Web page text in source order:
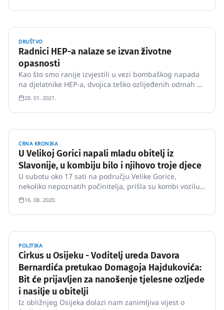
DRUŠTVO
Radnici HEP-a nalaze se izvan životne
opasnosti
Kao što smo ranije izvjestili u vezi bombaškog napada
na djelatnike HEP-a, dvojica teško ozlijeđenih odmah su
prevezena u pakračku bolnicu, dok je treći liječničku
pomoć zatražio naknadno.
28. 01. 2021.
CRNA KRONIKA
U Velikoj Gorici napali mladu obitelj iz
Slavonije, u kombiju bilo i njihovo troje djece
U subotu oko 17 sati na području Velike Gorice,
nekoliko nepoznatih počinitelja, prišla su kombi vozilu
marke Mercedes Sprinter, požeških registarskih oznaka
u kojem su se nalazili 23-godišnjak i 24-godišnjakinja te
njihovo troje djece.
16. 08. 2020.
POLITIKA
Cirkus u Osijeku - Voditelj ureda Davora
Bernardića pretukao Domagoja Hajdukovića:
Bit će prijavljen za nanošenje tjelesne ozljede
i nasilje u obitelji
Iz obližnjeg Osijeka dolazi nam zanimljiva vijest o